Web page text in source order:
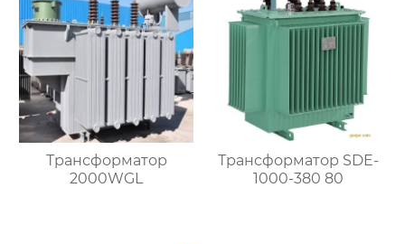
Трансформатор
2000WGL
Трансформатор SDE-
1000-380 80